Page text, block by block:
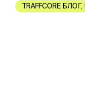
TRAFFCORE БЛОГ,